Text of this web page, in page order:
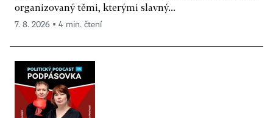
organizovaný těmi, kterými slavný...
7. 8. 2026 ▪ 4 min. čtení